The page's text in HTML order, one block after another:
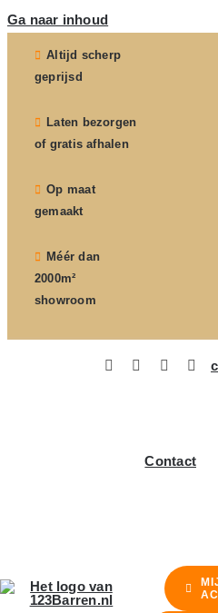
Ga naar inhoud
Altijd scherp
geprijsd
Laten bezorgen
of gratis afhalen
Op maat
gemaakt
Méér dan
2000m²
showroom
Contact